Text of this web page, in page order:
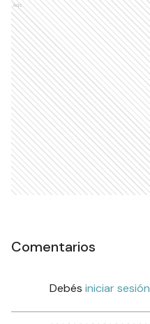
Ads
Comentarios
Debés iniciar sesión